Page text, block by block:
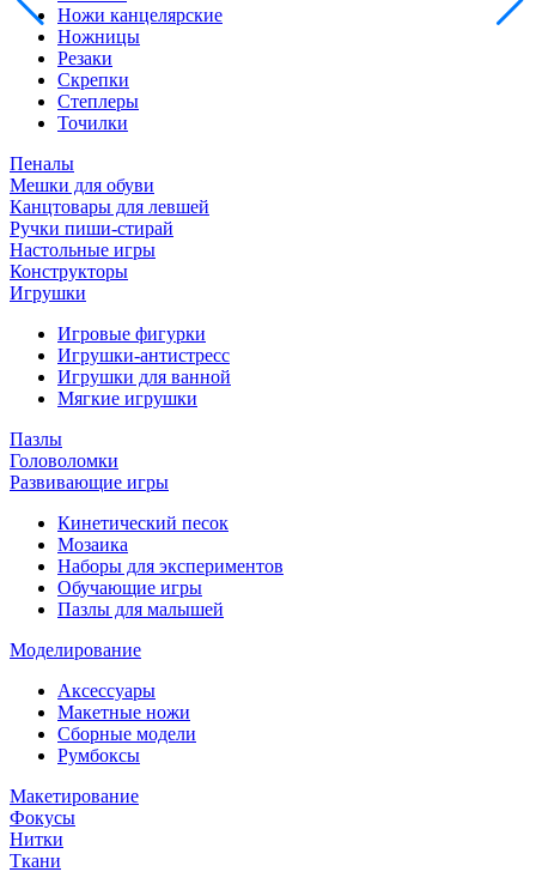
Ножи канцелярские
Ножницы
Резаки
Скрепки
Степлеры
Точилки
Пеналы
Мешки для обуви
Канцтовары для левшей
Ручки пиши-стирай
Настольные игры
Конструкторы
Игрушки
Игровые фигурки
Игрушки-антистресс
Игрушки для ванной
Мягкие игрушки
Пазлы
Головоломки
Развивающие игры
Кинетический песок
Мозаика
Наборы для экспериментов
Обучающие игры
Пазлы для малышей
Моделирование
Аксессуары
Макетные ножи
Сборные модели
Румбоксы
Макетирование
Фокусы
Нитки
Ткани